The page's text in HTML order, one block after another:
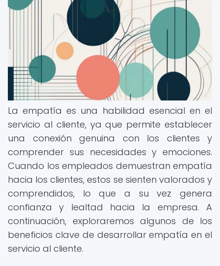
La empatía es una habilidad esencial en el
servicio al cliente, ya que permite establecer
una conexión genuina con los clientes y
comprender sus necesidades y emociones.
Cuando los empleados demuestran empatía
hacia los clientes, estos se sienten valorados y
comprendidos, lo que a su vez genera
confianza y lealtad hacia la empresa. A
continuación, exploraremos algunos de los
beneficios clave de desarrollar empatía en el
servicio al cliente.